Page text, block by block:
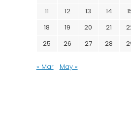
11
12 13 14
18
19 20 21
25
26 27 28
« Mar May »